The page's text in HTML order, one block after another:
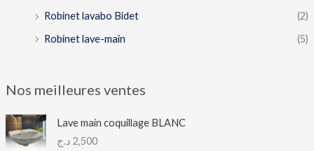
Robinet lavabo Bidet
(2)
Robinet lave-main
(5)
Nos meilleures ventes
Lave main coquillage BLANC
2,500 د.ج